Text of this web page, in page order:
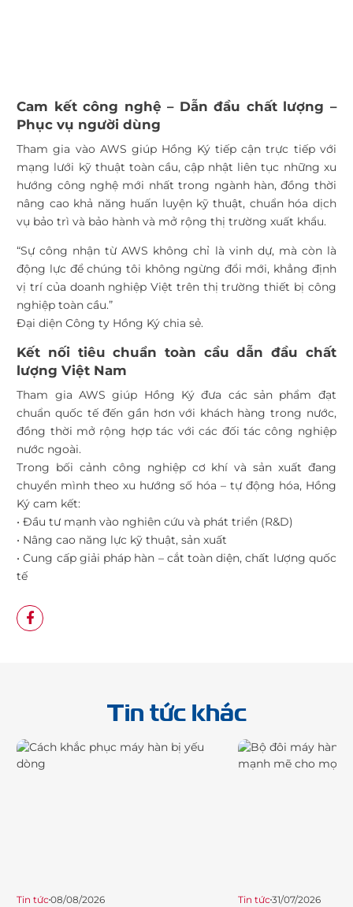
Cam kết công nghệ – Dẫn đầu chất lượng –
Phục vụ người dùng
Tham gia vào AWS giúp Hồng Ký tiếp cận trực tiếp với
mạng lưới kỹ thuật toàn cầu, cập nhật liên tục những xu
hướng công nghệ mới nhất trong ngành hàn, đồng thời
nâng cao khả năng huấn luyện kỹ thuật, chuẩn hóa dịch
vụ bảo trì và bảo hành và mở rộng thị trường xuất khẩu.
“Sự công nhận từ AWS không chỉ là vinh dự, mà còn là
động lực để chúng tôi không ngừng đổi mới, khẳng định
vị trí của doanh nghiệp Việt trên thị trường thiết bị công
nghiệp toàn cầu.”
Đại diện Công ty Hồng Ký chia sẻ.
Kết nối tiêu chuẩn toàn cầu dẫn đầu chất
lượng Việt Nam
Tham gia AWS giúp Hồng Ký đưa các sản phẩm đạt
chuẩn quốc tế đến gần hơn với khách hàng trong nước,
đồng thời mở rộng hợp tác với các đối tác công nghiệp
nước ngoài.
Trong bối cảnh công nghiệp cơ khí và sản xuất đang
chuyển mình theo xu hướng số hóa – tự động hóa, Hồng
Ký cam kết:
• Đầu tư mạnh vào nghiên cứu và phát triển (R&D)
• Nâng cao năng lực kỹ thuật, sản xuất
• Cung cấp giải pháp hàn – cắt toàn diện, chất lượng quốc
tế
Tin tức khác
Tin tức08/08/2026 Tin tức31/07/2026